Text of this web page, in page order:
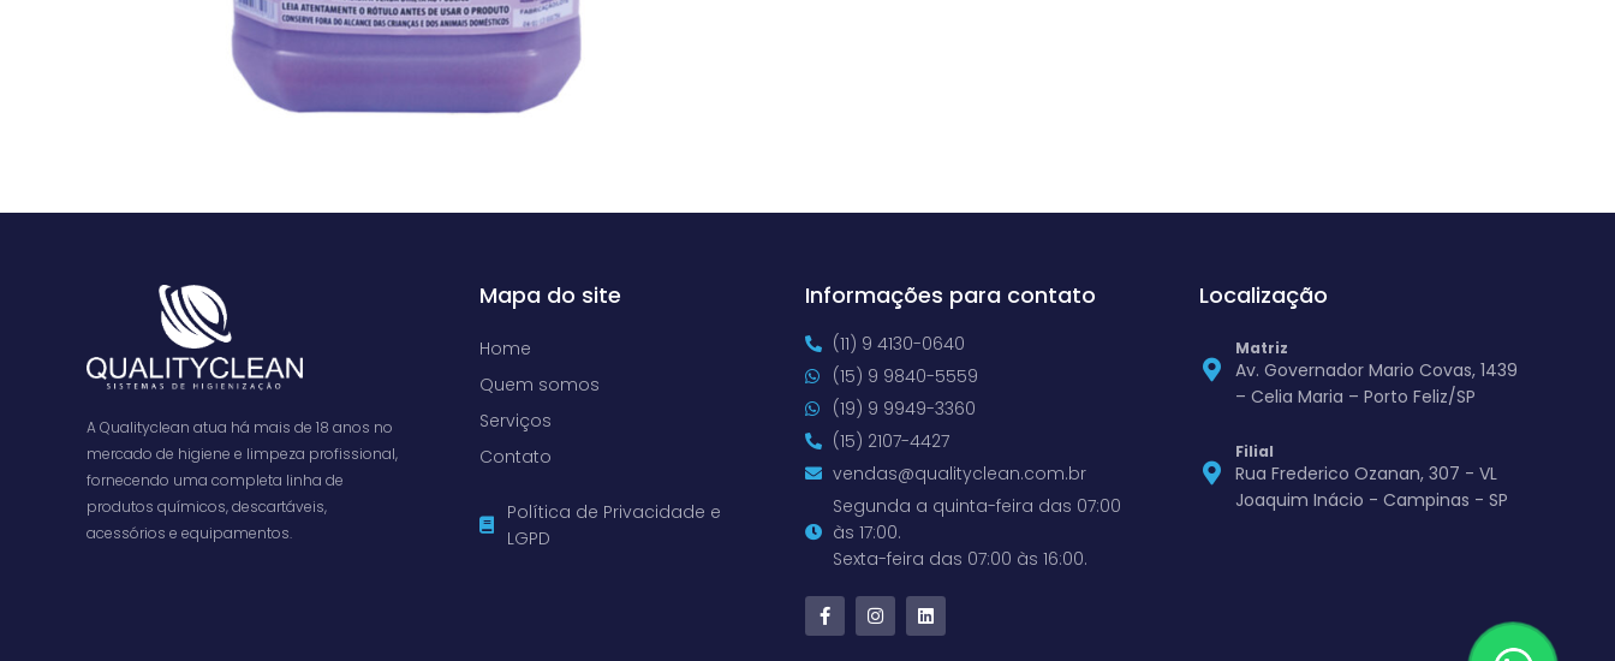
A Qualityclean atua há mais de 18 anos no
mercado de higiene e limpeza profissional,
fornecendo uma completa linha de
produtos químicos, descartáveis,
acessórios e equipamentos.
Mapa do site
Home
Quem somos
Serviços
Contato
Política de Privacidade e
LGPD
Informações para contato
(11) 9 4130-0640
(15) 9 9840-5559
(19) 9 9949-3360
(15) 2107-4427
vendas@qualityclean.com.br
Segunda a quinta-feira das 07:00
às 17:00.
Sexta-feira das 07:00 às 16:00.
Localização
Matriz
Av. Governador Mario Covas, 1439
– Celia Maria – Porto Feliz/SP
Filial
Rua Frederico Ozanan, 307 - VL
Joaquim Inácio - Campinas - SP